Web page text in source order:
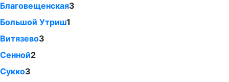
Благовещенская3
Большой Утриш1
Витязево3
Сенной2
Сукко3